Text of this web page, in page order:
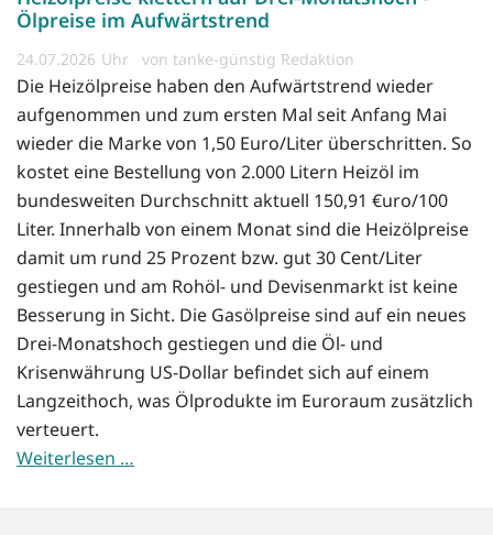
Ölpreise im Aufwärtstrend
24.07.2026 von tanke-günstig Redaktion
Die Heizölpreise haben den Aufwärtstrend wieder
aufgenommen und zum ersten Mal seit Anfang Mai
wieder die Marke von 1,50 Euro/Liter überschritten. So
kostet eine Bestellung von 2.000 Litern Heizöl im
bundesweiten Durchschnitt aktuell 150,91 €uro/100
Liter. Innerhalb von einem Monat sind die Heizölpreise
damit um rund 25 Prozent bzw. gut 30 Cent/Liter
gestiegen und am Rohöl- und Devisenmarkt ist keine
Besserung in Sicht. Die Gasölpreise sind auf ein neues
Drei-Monatshoch gestiegen und die Öl- und
Krisenwährung US-Dollar befindet sich auf einem
Langzeithoch, was Ölprodukte im Euroraum zusätzlich
verteuert.
Weiterlesen …